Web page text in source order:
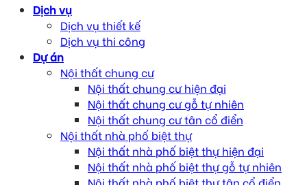
Dịch vụ
Dịch vụ thiết kế
Dịch vụ thi công
Dự án
Nội thất chung cư
Nội thất chung cư hiện đại
Nội thất chung cư gỗ tự nhiên
Nội thất chung cư tân cổ điển
Nội thất nhà phố biệt thự
Nội thất nhà phố biệt thự hiện đại
Nội thất nhà phố biệt thự gỗ tự nhiên
Nội thất nhà phố biệt thự tân cổ điển